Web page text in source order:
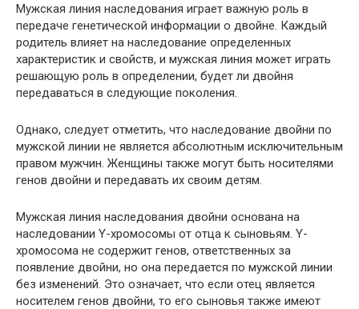
Мужская линия наследования играет важную роль в
передаче генетической информации о двойне. Каждый
родитель влияет на наследование определенных
характеристик и свойств, и мужская линия может играть
решающую роль в определении, будет ли двойня
передаваться в следующие поколения.
Однако, следует отметить, что наследование двойни по
мужской линии не является абсолютным исключительным
правом мужчин. Женщины также могут быть носителями
генов двойни и передавать их своим детям.
Мужская линия наследования двойни основана на
наследовании Y-хромосомы от отца к сыновьям. Y-
хромосома не содержит генов, ответственных за
появление двойни, но она передается по мужской линии
без изменений. Это означает, что если отец является
носителем генов двойни, то его сыновья также имеют